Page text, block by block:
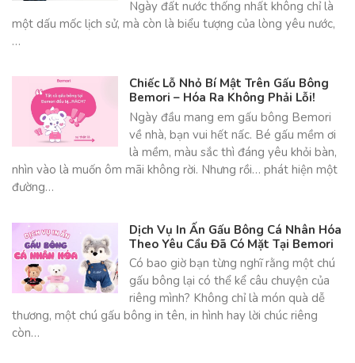
Ngày đất nước thống nhất không chỉ là
một dấu mốc lịch sử, mà còn là biểu tượng của lòng yêu nước,
…
Chiếc Lỗ Nhỏ Bí Mật Trên Gấu Bông
Bemori – Hóa Ra Không Phải Lỗi!
Ngày đầu mang em gấu bông Bemori
về nhà, bạn vui hết nấc. Bé gấu mềm ơi
là mềm, màu sắc thì đáng yêu khỏi bàn,
nhìn vào là muốn ôm mãi không rời. Nhưng rồi… phát hiện một
đường…
Dịch Vụ In Ấn Gấu Bông Cá Nhân Hóa
Theo Yêu Cầu Đã Có Mặt Tại Bemori
Có bao giờ bạn từng nghĩ rằng một chú
gấu bông lại có thể kể câu chuyện của
riêng mình? Không chỉ là món quà dễ
thương, một chú gấu bông in tên, in hình hay lời chúc riêng
còn…